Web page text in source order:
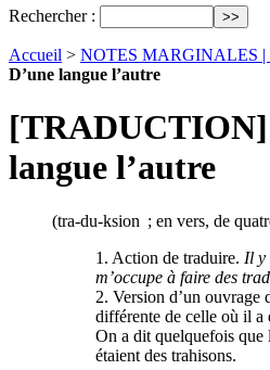
Rechercher :
Accueil > NOTES MARGINALES |
D’une langue l’autre
[TRADUCTION]
langue l’autre
(tra-du-ksion ; en vers, de
1. Action de traduire. Il y
m’occupe à faire des
2. Version d’un ouvrage
différente de celle où il a
On a dit quelquefois que
étaient des trahisons.